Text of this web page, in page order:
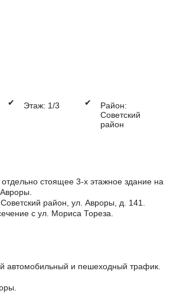
✔ Этаж: 1/3 ✔
Район:
Советский
район
стоящее 3-х этажное здание на
район, ул. Авроры, д. 141.
с ул. Мориса Тореза.
автомобильный и пешеходный трафик.